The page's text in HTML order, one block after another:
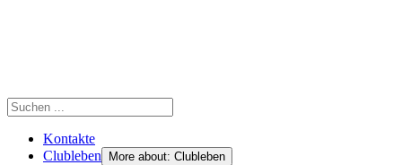
Kontakte
Clubleben
More about: Clubleben